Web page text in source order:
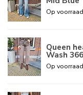
Op voorraad
Queen
Wash
Op voorraad